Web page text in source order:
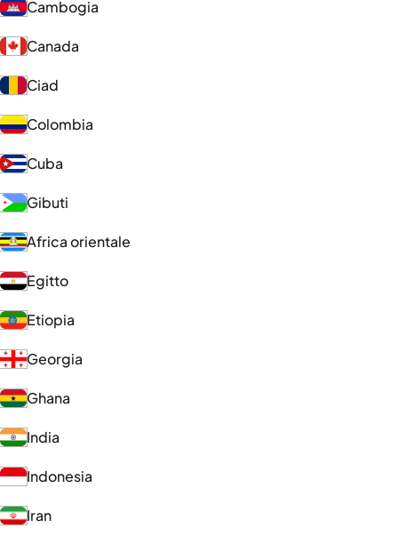
Cambogia
Canada
Ciad
Colombia
Cuba
Gibuti
Africa orientale
Egitto
Etiopia
Georgia
Ghana
India
Indonesia
Iran